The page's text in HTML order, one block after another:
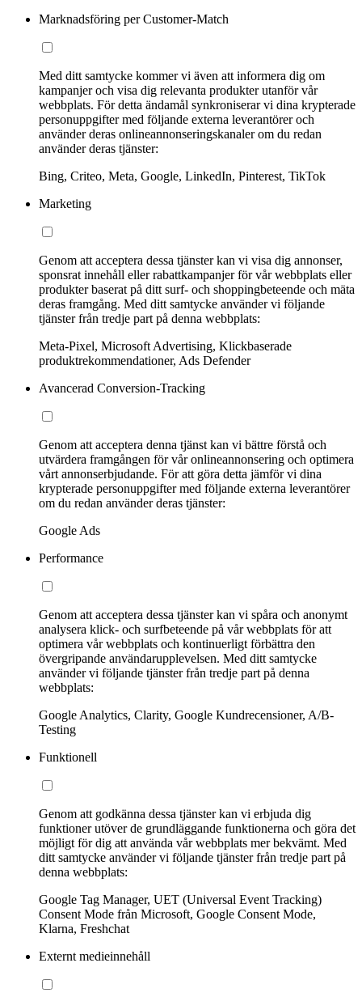
Marknadsföring per Customer-Match
Med ditt samtycke kommer vi även att informera dig om
kampanjer och visa dig relevanta produkter utanför vår
webbplats. För detta ändamål synkroniserar vi dina krypterade
personuppgifter med följande externa leverantörer och
använder deras onlineannonseringskanaler om du redan
använder deras tjänster:
Bing, Criteo, Meta, Google, LinkedIn, Pinterest, TikTok
Marketing
Genom att acceptera dessa tjänster kan vi visa dig annonser,
sponsrat innehåll eller rabattkampanjer för vår webbplats eller
produkter baserat på ditt surf- och shoppingbeteende och mäta
deras framgång. Med ditt samtycke använder vi följande
tjänster från tredje part på denna webbplats:
Meta-Pixel, Microsoft Advertising, Klickbaserade
produktrekommendationer, Ads Defender
Avancerad Conversion-Tracking
Genom att acceptera denna tjänst kan vi bättre förstå och
utvärdera framgången för vår onlineannonsering och optimera
vårt annonserbjudande. För att göra detta jämför vi dina
krypterade personuppgifter med följande externa leverantörer
om du redan använder deras tjänster:
Google Ads
Performance
Genom att acceptera dessa tjänster kan vi spåra och anonymt
analysera klick- och surfbeteende på vår webbplats för att
optimera vår webbplats och kontinuerligt förbättra den
övergripande användarupplevelsen. Med ditt samtycke
använder vi följande tjänster från tredje part på denna
webbplats:
Google Analytics, Clarity, Google Kundrecensioner, A/B-
Testing
Funktionell
Genom att godkänna dessa tjänster kan vi erbjuda dig
funktioner utöver de grundläggande funktionerna och göra det
möjligt för dig att använda vår webbplats mer bekvämt. Med
ditt samtycke använder vi följande tjänster från tredje part på
denna webbplats:
Google Tag Manager, UET (Universal Event Tracking)
Consent Mode från Microsoft, Google Consent Mode,
Klarna, Freshchat
Externt medieinnehåll